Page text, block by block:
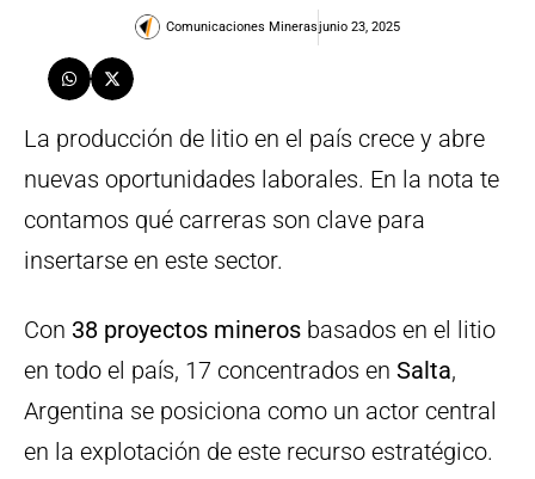
Comunicaciones Minerasjunio 23, 2025
La producción de litio en el país crece y abre
nuevas oportunidades laborales. En la nota te
contamos qué carreras son clave para
insertarse en este sector.
Con 38 proyectos mineros basados ​​en el litio
en todo el país, 17 concentrados en Salta,
Argentina se posiciona como un actor central
en la explotación de este recurso estratégico.